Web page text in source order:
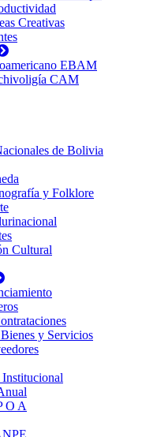
Creativas
EBAM
CAM
de Bolivia
y Folklore
Cultural
y Servicios
O A